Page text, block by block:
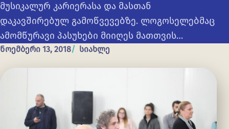
მუსიკალურ კარიერასა და მასთან
დაკავშირებულ გამოწვევებზე. ლოგოსელებმაც
ამომწურავი პასუხები მიიღეს მათთვის…
ნოემბერი 13, 2018 სიახლე